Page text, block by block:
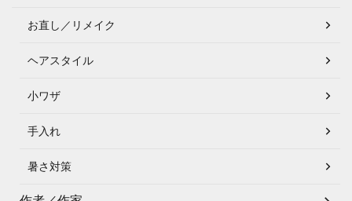
お直し／リメイク
ヘアスタイル
小ワザ
手入れ
暑さ対策